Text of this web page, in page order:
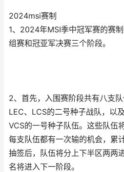
2024msi赛制
1、2024年MSI季中冠军赛的赛
组赛和冠亚军决赛三个阶段。
2、首先，入围赛阶段共有八支队
LEC、LCS的二号种子战队，以
VCS的一号种子队伍。这些队伍
每支队伍都有一次输的机会，累
抽签后，队伍将分上下半区两两
名将进入下一阶段。